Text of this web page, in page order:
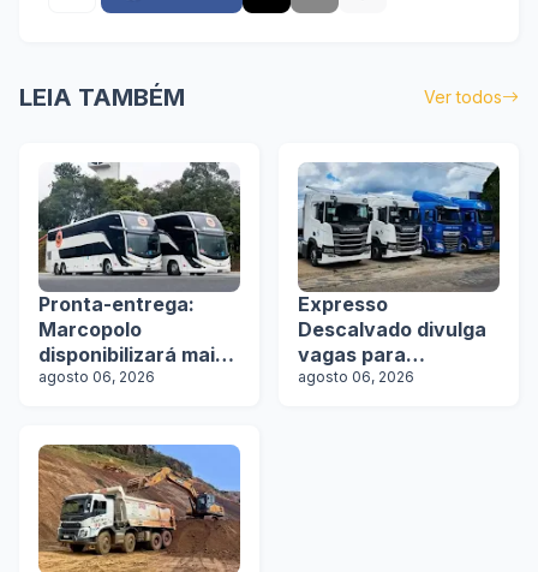
LEIA TAMBÉM Ver todos
Pronta-entrega:
Marcopolo
disponibilizará mais
de 100 ônibus para
agosto 06, 2026
Expresso
Descalvado divulga
vagas para
motoristas
agosto 06, 2026